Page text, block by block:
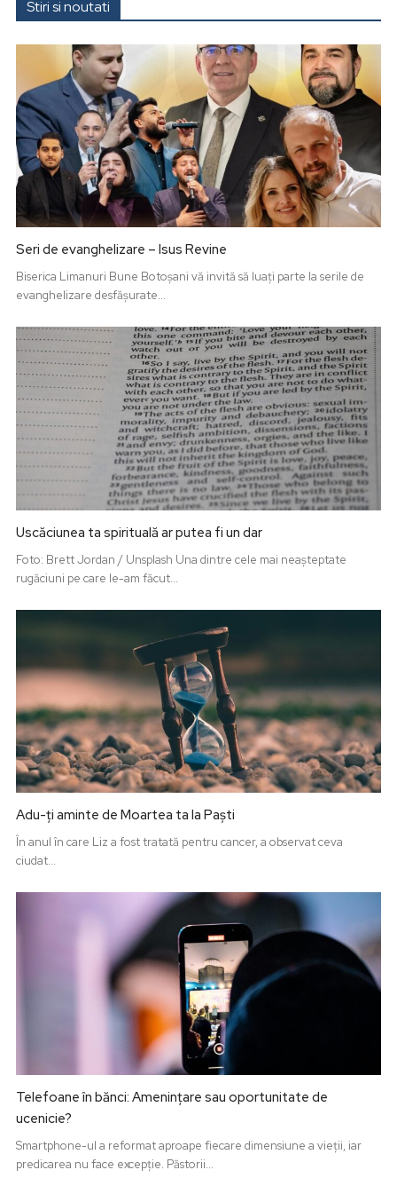
Stiri si noutati
Seri de evanghelizare – Isus Revine
Biserica Limanuri Bune Botoșani vă invită să luați parte la serile de
evanghelizare desfășurate...
Uscăciunea ta spirituală ar putea fi un dar
Foto: Brett Jordan / Unsplash Una dintre cele mai neașteptate
rugăciuni pe care le-am făcut...
Adu-ți aminte de Moartea ta la Paști
În anul în care Liz a fost tratată pentru cancer, a observat ceva
ciudat...
Telefoane în bănci: Amenințare sau oportunitate de
ucenicie?
Smartphone-ul a reformat aproape fiecare dimensiune a vieții, iar
predicarea nu face excepție. Păstorii...